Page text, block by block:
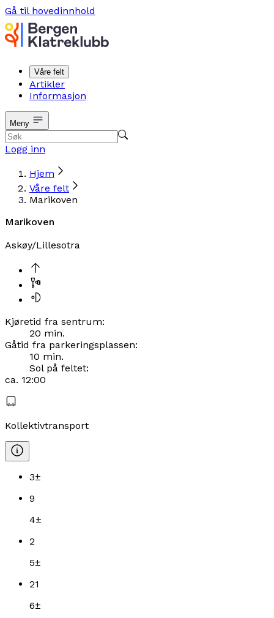
Gå til hovedinnhold
Våre felt
Artikler
Informasjon
Meny
Logg inn
Hjem
Våre felt
Marikoven
Marikoven
Askøy/Lillesotra
Kjøretid fra sentrum:
20 min.
Gåtid fra parkeringsplassen:
10 min.
Sol på feltet:
ca. 12:00
Kollektivtransport
3±
9
4±
2
5±
21
6±